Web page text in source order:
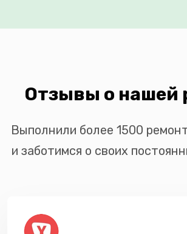
Отзывы о нашей
Выполнили более 1500
и заботимся о своих